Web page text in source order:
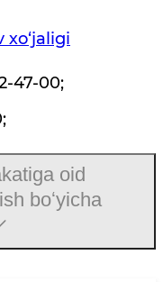
хo‘jaligi
47-00;
;
oid
boʻyicha